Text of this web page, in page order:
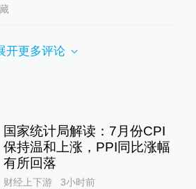
开更多评论
国家统计局解读：7月份CPI
保持温和上涨，PPI同比涨幅
有所回落
财经上下游 3小时前